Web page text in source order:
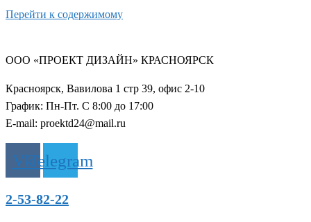
Перейти к содержимому
ООО «ПРОЕКТ ДИЗАЙН» КРАСНОЯРСК
Красноярск, Вавилова 1 стр 39, офис 2-10
График: Пн-Пт. С 8:00 до 17:00
E-mail: proektd24@mail.ru
VkTelegram
2-53-82-22